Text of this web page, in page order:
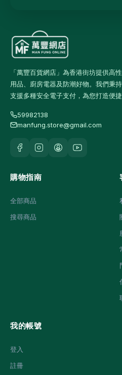
「萬豐百貨網店」為香港街坊提供高
用品、廚房電器及防潮好物。我們秉
支援多種安全電子支付，為您打造便
59982138
manfung.store@gmail.com
購物指南
全部商品
搜尋商品
我的帳號
登入
註冊